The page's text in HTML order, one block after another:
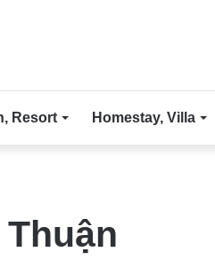
Resort Homestay, Villa